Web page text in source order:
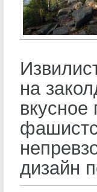
на
вкусное
дизайн